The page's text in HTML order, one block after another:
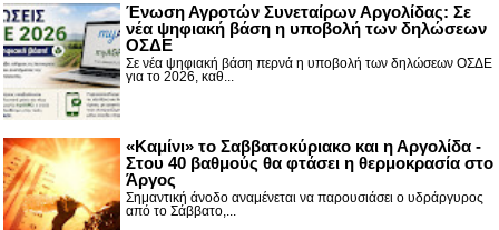
Ένωση Αγροτών Συνεταίρων Αργολίδας: Σε
νέα ψηφιακή βάση η υποβολή των δηλώσεων
ΟΣΔΕ
Σε νέα ψηφιακή βάση περνά η υποβολή των δηλώσεων ΟΣΔΕ
για το 2026, καθ...
«Καμίνι» το Σαββατοκύριακο και η Αργολίδα -
Στου 40 βαθμούς θα φτάσει η θερμοκρασία στο
Άργος
Σημαντική άνοδο αναμένεται να παρουσιάσει ο υδράργυρος
από το Σάββατο,...